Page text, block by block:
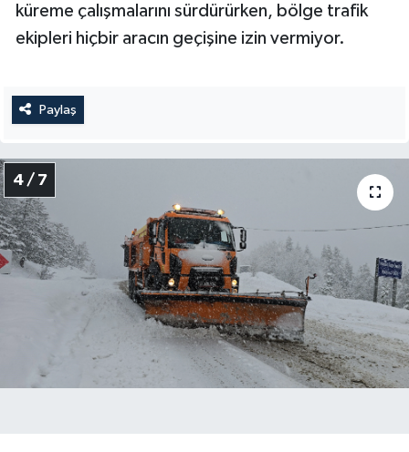
küreme çalışmalarını sürdürürken, bölge trafik
ekipleri hiçbir aracın geçişine izin vermiyor.
Paylaş
4 / 7